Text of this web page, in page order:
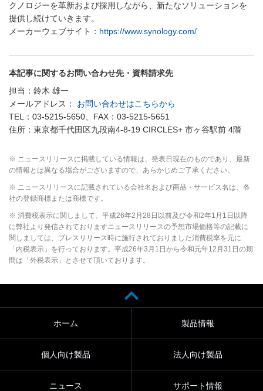
クノロジーを革新および採用しながら、新たなソリューションを
提供し続けていきます。
メーカーウェブサイト： https://www.synology.com/
本記事に関するお問い合わせ先・資料請求先
担当：鈴木 雄一
メールアドレス： お問い合わせはこちらから
TEL：03-5215-5650、FAX：03-5215-5651
住所：東京都千代田区九段南4-8-19 CIRCLES+ 市ヶ谷駅前 4階
※ ニュースリリースに掲載している情報は、発表日現在のものであり、最新
の情報とは異なる場合がございますので、あらかじめご了承ください。
※ ニュースリリースに記載されている会社名および商品・サービス名は、各
社の登録商標または商標です。
※ 消費税表示に関しまして、平成26年2月28日以前及び令和2年1月1日以降
に弊社より発信されておりますニュースリリースの予想市場価格等の記載に
関しましては、プレスリリース時に施行されておりました消費税率を元に
「内税表示」を行っております。平成26年3月1日から令和元年12月31日の期
間は「外税表示」とさせて頂いております。
ホーム 製品情報
個人向け製品 法人向け製品
ニュース サポート情報